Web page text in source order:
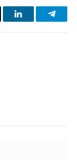
LinkedIn